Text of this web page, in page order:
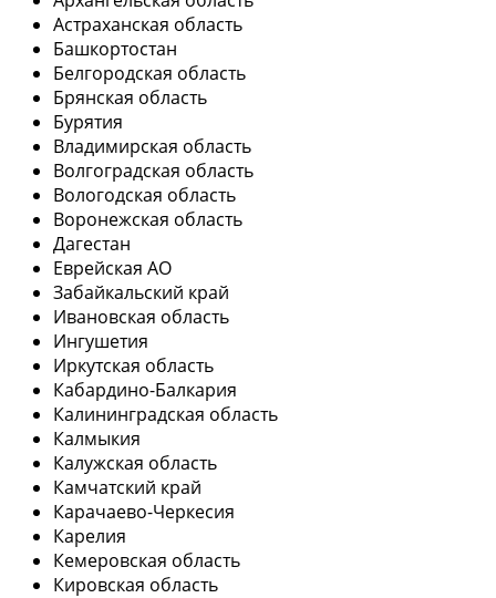
Астраханская область
Башкортостан
Белгородская область
Брянская область
Бурятия
Владимирская область
Волгоградская область
Вологодская область
Воронежская область
Дагестан
Еврейская АО
Забайкальский край
Ивановская область
Ингушетия
Иркутская область
Кабардино-Балкария
Калининградская область
Калмыкия
Калужская область
Камчатский край
Карачаево-Черкесия
Карелия
Кемеровская область
Кировская область